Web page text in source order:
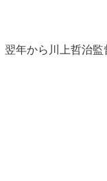
年から川上哲治監